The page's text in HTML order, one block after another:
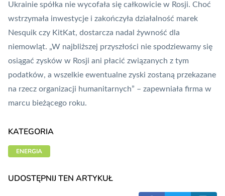
Ukrainie spółka nie wycofała się całkowicie w Rosji. Choć
wstrzymała inwestycje i zakończyła działalność marek
Nesquik czy KitKat, dostarcza nadal żywność dla
niemowląt. „W najbliższej przyszłości nie spodziewamy się
osiągać zysków w Rosji ani płacić związanych z tym
podatków, a wszelkie ewentualne zyski zostaną przekazane
na rzecz organizacji humanitarnych” – zapewniała firma w
marcu bieżącego roku.
KATEGORIA
ENERGIA
UDOSTĘPNIJ TEN ARTYKUŁ